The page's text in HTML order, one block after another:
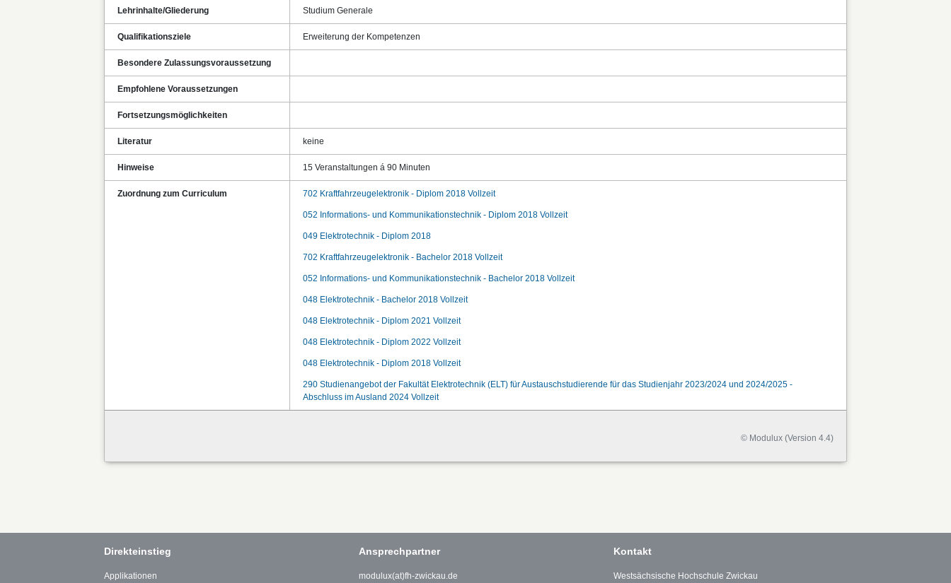
Lehrinhalte/Gliederung Studium Generale
Qualifikationsziele Erweiterung der Kompetenzen
Besondere Zulassungsvoraussetzung
Empfohlene Voraussetzungen
Fortsetzungsmöglichkeiten
Literatur keine
Hinweise 15 Veranstaltungen á 90 Minuten
Zuordnung zum Curriculum 702 Kraftfahrzeugelektronik - Diplom 2018 Vollzeit
052 Informations- und Kommunikationstechnik - Diplom 2018 Vollzeit
049 Elektrotechnik - Diplom 2018
702 Kraftfahrzeugelektronik - Bachelor 2018 Vollzeit
052 Informations- und Kommunikationstechnik - Bachelor 2018 Vollzeit
048 Elektrotechnik - Bachelor 2018 Vollzeit
048 Elektrotechnik - Diplom 2021 Vollzeit
048 Elektrotechnik - Diplom 2022 Vollzeit
048 Elektrotechnik - Diplom 2018 Vollzeit
290 Studienangebot der Fakultät Elektrotechnik (ELT) für Austauschstudierende für das Studienjahr 2023/2024 und 2024/2025 -
Abschluss im Ausland 2024 Vollzeit
© Modulux (Version 4.4)
Direkteinstieg
Applikationen
Ansprechpartner
modulux(at)fh-zwickau.de
Kontakt
Westsächsische Hochschule Zwickau